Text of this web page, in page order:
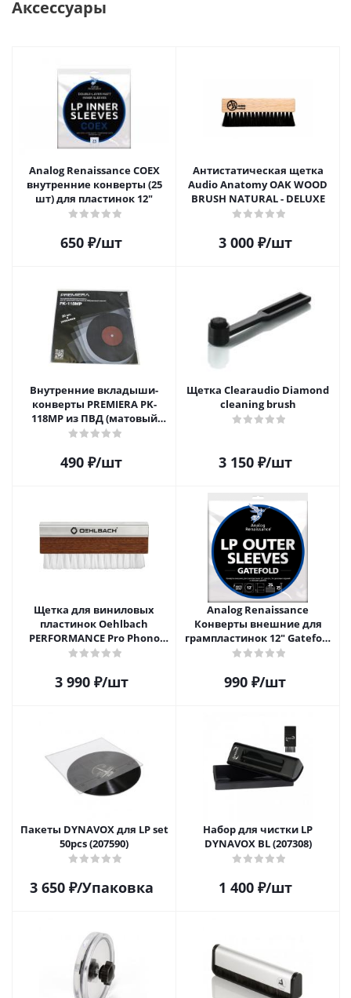
Аксессуары
Analog Renaissance COEX
внутренние конверты (25
шт) для пластинок 12"
650 ₽/шт
Антистатическая щетка
Audio Anatomy OAK WOOD
BRUSH NATURAL - DELUXE
3 000₽/шт
Внутренние вкладыши-
конверты PREMIERA PK-
118MP из ПВД (матовый
пластик) для 12" виниловых
490 ₽/шт
Щетка Clearaudio Diamond
cleaning brush
3 150₽/шт
Щетка для виниловых
пластинок Oehlbach
PERFORMANCE Pro Phono
Brush, Record Brush,
3 990₽/шт
Analog Renaissance
Конверты внешние для
грампластинок 12" Gatefold
(25 шт)
990 ₽/шт
Пакеты DYNAVOX для LP set
50pcs (207590)
3 650₽/Упаковка
Набор для чистки LP
DYNAVOX BL (207308)
1 400₽/шт